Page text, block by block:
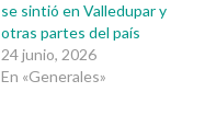
se sintió en Valledupar y
otras partes del país
24 junio, 2026
En «Generales»